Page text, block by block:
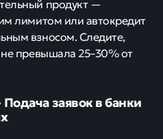
продукт —
лимитом или автокредит
взносом. Следите,
превышала 25–30% от
заявок в банки